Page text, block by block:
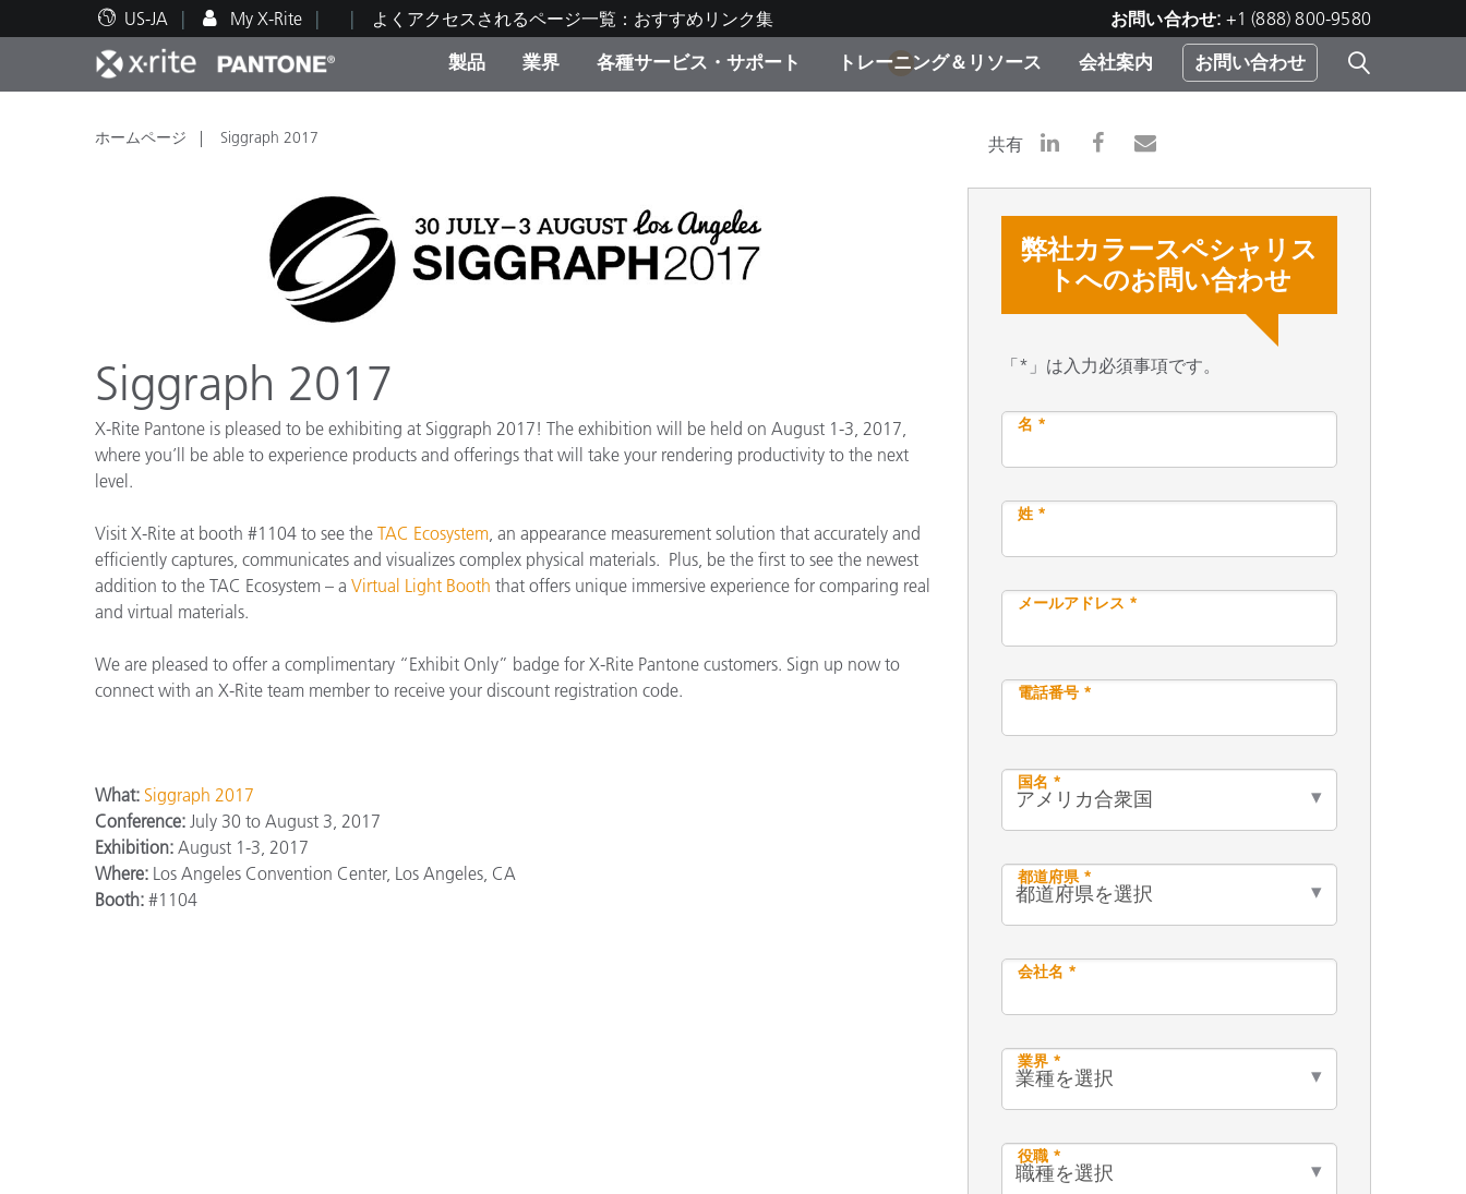
US-JA My X-Rite よくアクセスされるページ一覧：おすすめリンク集 お問い合わせ: +1 (888) 800-9580
製品
人気製品ランキング
生産終了製品：アップグレー
機材貸出サービス（無料）
業界
印刷＆パッケージ印刷
プラスチック
化粧品メーカー
ディスプレイメーカー＆プリ
ンターメーカー対象 OEM ソ
ライフサイエンス
製紙業
建築基材
各種サービス・サポート
テクニカルサポート
トレーニング＆リソース
教育関連資料
会社案内 お問い合わせ
1
ホームページ Siggraph 2017 共有
Siggraph 2017
X-Rite Pantone is pleased to be exhibiting at Siggraph 2017! The exhibition will be held on August 1-3, 2017,
where you’ll be able to experience products and offerings that will take your rendering productivity to the next
level.
Visit X-Rite at booth #1104 to see the TAC Ecosystem , an appearance measurement solution that accurately and
efficiently captures, communicates and visualizes complex physical materials. Plus, be the first to see the newest
addition to the TAC Ecosystem – a Virtual Light Booth that offers unique immersive experience for comparing real
and virtual materials.
We are pleased to offer a complimentary “Exhibit Only” badge for X-Rite Pantone customers. Sign up now to
connect with an X-Rite team member to receive your discount registration code.
What: Siggraph 2017
Conference: July 30 to August 3, 2017
Exhibition: August 1-3, 2017
Where: Los Angeles Convention Center, Los Angeles, CA
Booth: #1104
弊社カラースペシャリス
トへのお問い合わせ
「*」は入力必須事項です。
名 *
姓 *
メールアドレス *
電話番号 *
国名 *
都道府県 *
会社名 *
業界 *
役職 *